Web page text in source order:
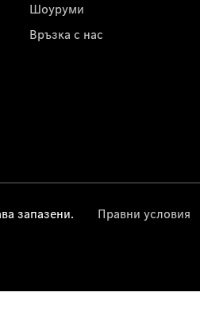
Шоуруми
Връзка с нас
запазени. Правни условия